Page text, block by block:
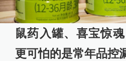
鼠药入罐、喜宝惊
更可怕的是常年品控